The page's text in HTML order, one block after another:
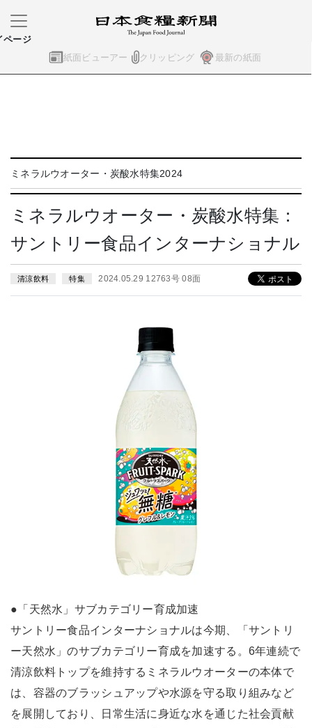
紙面ビューアー クリッピング 最新の紙面
ページ
ミネラルウオーター・炭酸水特集2024
ミネラルウオーター・炭酸水特集：
サントリー食品インターナショナル
清涼飲料 特集 2024.05.29 12763号 08面
●「天然水」サブカテゴリー育成加速
サントリー食品インターナショナルは今期、「サントリ
ー天然水」のサブカテゴリー育成を加速する。6年連続で
清涼飲料トップを維持するミネラルウオーターの本体で
は、容器のブラッシュアップや水源を守る取り組みなど
を展開しており、日常生活に身近な水を通じた社会貢献